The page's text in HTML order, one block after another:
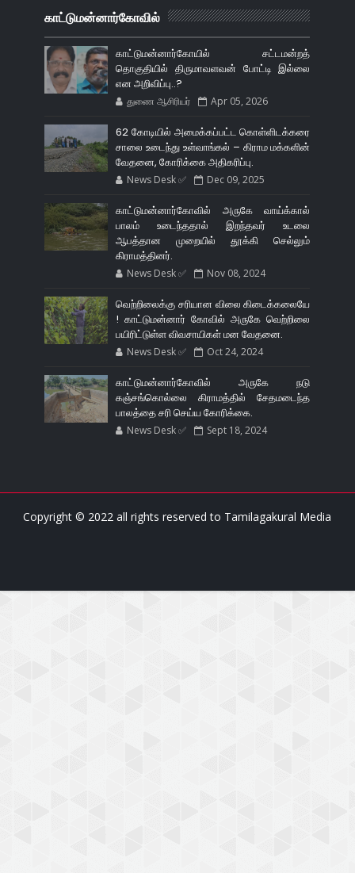
காட்டுமன்னார்கோவில்
காட்டுமன்னார்கோயில் சட்டமன்றத்
தொகுதியில் திருமாவளவன் போட்டி இல்லை
என அறிவிப்பு..?
துணை ஆசிரியர் Apr 05, 2026
62 கோடியில் அமைக்கப்பட்ட கொள்ளிடக்கரை
சாலை உடைந்து உள்வாங்கல் – கிராம மக்களின்
வேதனை, கோரிக்கை அதிகரிப்பு.
News Desk ✅ Dec 09, 2025
காட்டுமன்னார்கோவில் அருகே வாய்க்கால்
பாலம் உடைந்ததால் இறந்தவர் உடலை
ஆபத்தான முறையில் தூக்கி செல்லும்
கிராமத்தினர்.
News Desk ✅ Nov 08, 2024
வெற்றிலைக்கு சரியான விலை கிடைக்கலையே
! காட்டுமன்னார் கோவில் அருகே வெற்றிலை
பயிரிட்டுள்ள விவசாயிகள் மன வேதனை.
News Desk ✅ Oct 24, 2024
காட்டுமன்னார்கோவில் அருகே நடு
கஞ்சங்கொல்லை கிராமத்தில் சேதமடைந்த
பாலத்தை சரி செய்ய கோரிக்கை.
News Desk ✅ Sept 18, 2024
Copyright © 2022 all rights reserved to Tamilagakural Media